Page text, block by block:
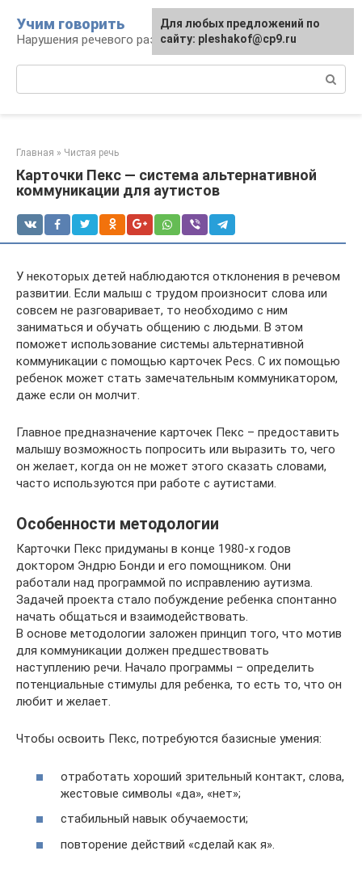
контенту
Учим говорить
Нарушения речевого развития
Главная » Чистая речь
Карточки Пекс — система альтернативной
коммуникации для аутистов
У некоторых детей наблюдаются отклонения в речевом
развитии. Если малыш с трудом произносит слова или
совсем не разговаривает, то необходимо с ним
заниматься и обучать общению с людьми. В этом
поможет использование системы альтернативной
коммуникации с помощью карточек Pecs. С их помощью
ребенок может стать замечательным коммуникатором,
даже если он молчит.
Главное предназначение карточек Пекс – предоставить
малышу возможность попросить или выразить то, чего
он желает, когда он не может этого сказать словами,
часто используются при работе с аутистами.
Особенности методологии
Карточки Пекс придуманы в конце 1980-х годов
доктором Эндрю Бонди и его помощником. Они
работали над программой по исправлению аутизма.
Задачей проекта стало побуждение ребенка спонтанно
начать общаться и взаимодействовать.
В основе методологии заложен принцип того, что мотив
для коммуникации должен предшествовать
наступлению речи. Начало программы – определить
потенциальные стимулы для ребенка, то есть то, что он
любит и желает.
Чтобы освоить Пекс, потребуются базисные умения:
отработать хороший зрительный контакт, слова,
жестовые символы «да», «нет»;
стабильный навык обучаемости;
повторение действий «сделай как я».
Для любых предложений по
сайту: pleshakof@cp9.ru